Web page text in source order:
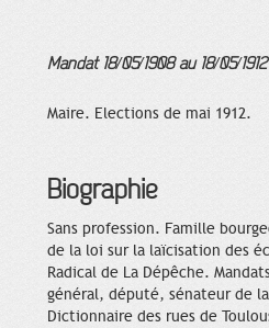
Mandat 18/05/1908 au 18/05/1912
Maire. Elections de mai 1912.
Biographie
Sans profession. Famille
de la loi sur la laïcisation des
Radical de La Dépêche.
général, député, sénateur de
Dictionnaire des rues de